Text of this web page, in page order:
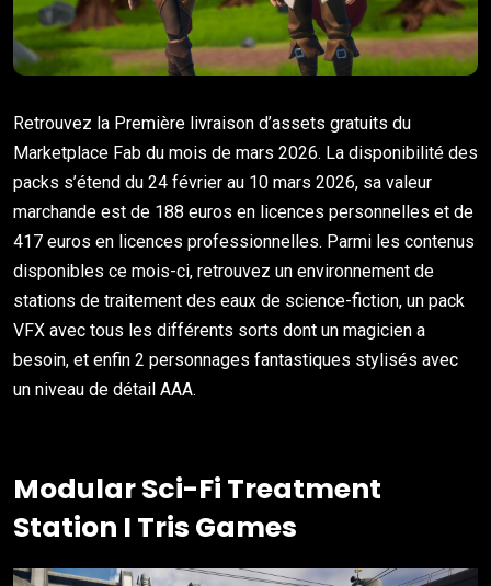
Retrouvez la Première livraison d’assets gratuits du
Marketplace Fab du mois de mars 2026. La disponibilité des
packs s’étend du 24 février au 10 mars 2026, sa valeur
marchande est de 188 euros en licences personnelles et de
417 euros en licences professionnelles. Parmi les contenus
disponibles ce mois-ci, retrouvez un environnement de
stations de traitement des eaux de science-fiction, un pack
VFX avec tous les différents sorts dont un magicien a
besoin, et enfin 2 personnages fantastiques stylisés avec
un niveau de détail AAA.
Modular Sci-Fi Treatment
Station I Tris Games